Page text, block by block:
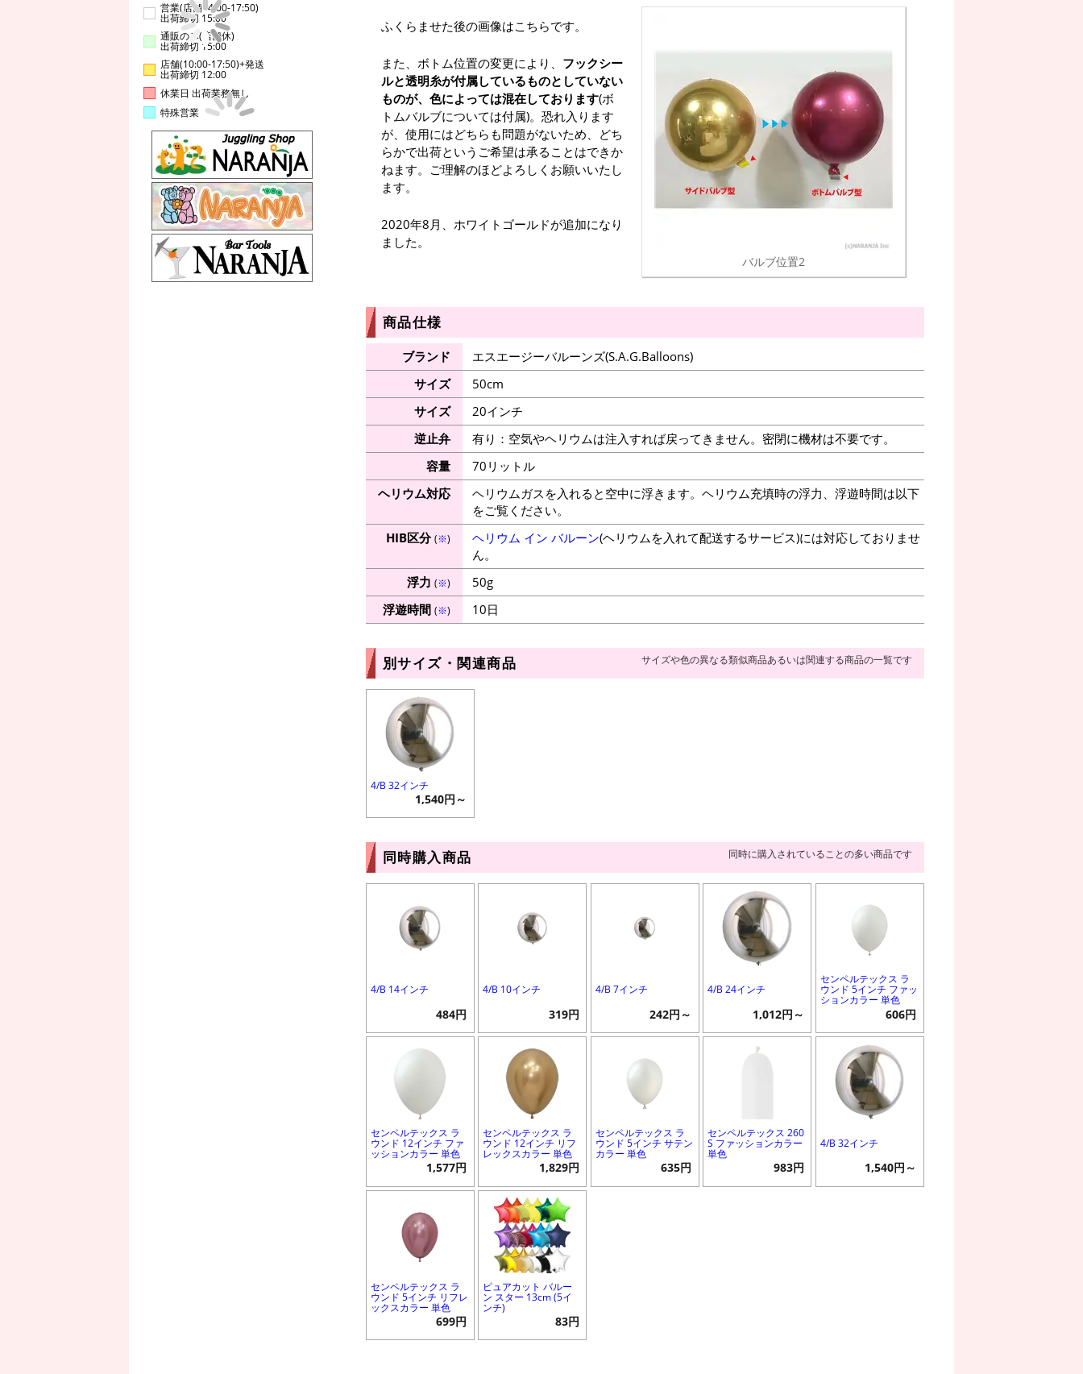
営業(店舗14:00-17:50)
出荷締切 15:00
通販のみ(店舗休)
出荷締切 15:00
店舗(10:00-17:50)+発送
出荷締切 12:00
休業日 出荷業務無し
特殊営業
バルブ位置2
ふくらませた後の画像はこちらです。
また、ボトム位置の変更により、 フックシー
ルと透明糸が付属しているものとしていない
ものが、色によっては混在しております(ボ
トムバルブについては付属)。恐れ入ります
が、使用にはどちらも問題がないため、どち
らかで出荷というご希望は承ることはできか
ねます。ご理解のほどよろしくお願いいたし
ます。
2020年8月、ホワイトゴールドが追加になり
ました。
商品仕様
ブランド
エスエージーバルーンズ(S.A.G.Balloons)
サイズ
50cm
サイズ
20インチ
逆止弁
有り：空気やヘリウムは注入すれば戻ってきません。密閉に機材は不要です。
容量
70リットル
ヘリウム対応
ヘリウムガスを入れると空中に浮きます。ヘリウム充填時の浮力、浮遊時間は以下
をご覧ください。
HIB区分(※) ヘリウム イン バルーン(ヘリウムを入れて配送するサービス)には対応しておりませ
ん。
浮力 (※)
50g
浮遊時間 (※) 10日
別サイズ・関連商品 サイズや色の異なる類似商品あるいは関連する商品の一覧です
4/B 32インチ
1,540円～
同時購入商品 同時に購入されていることの多い商品です
4/B 14インチ
484円
4/B 10インチ
319円
4/B 7インチ
242円～
4/B 24インチ
1,012円～
センペルテックス ラ
ウンド 5インチ ファッ
ションカラー 単色
606円
センペルテックス ラ
ウンド 12インチ ファ
ッションカラー 単色
1,577円
センペルテックス ラ
ウンド 12インチ リフ
レックスカラー 単色
1,829円
センペルテックス ラ
ウンド 5インチ サテン
カラー 単色
635円
センペルテックス 260
S ファッションカラー
単色
983円
4/B 32インチ
1,540円～
センペルテックス ラ
ウンド 5インチ リフレ
ックスカラー 単色
699円
ピュアカット バルー
ン スター 13cm (5イ
ンチ)
83円